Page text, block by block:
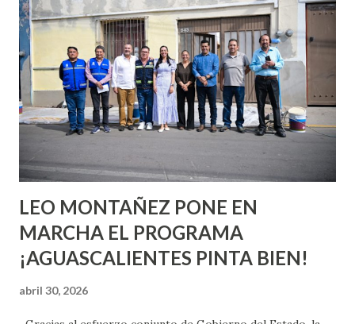
quienes ya han tenido relaciones sexuales no son expertos
o expertas en el tema. Siempre hay algo nuevo que
aprender y nuevas experiencias que conocer. Si eres una
chica y aún no has tenido relaciones sexuales, tal vez
pienses que el sexo será increíble y no puedas esperar para
experimentarlo, pero como cualquier persona con
experiencia te dirá, siempre es mejor cuando ambas partes
son suficientemen...
LEO MONTAÑEZ PONE EN
MARCHA EL PROGRAMA
¡AGUASCALIENTES PINTA BIEN!
abril 30, 2026